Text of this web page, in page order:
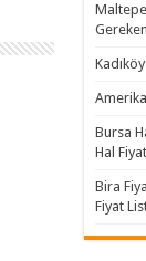
Bursa
Hal
Bira
Fiyat